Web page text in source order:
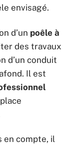
envisagé.
d’un poêle à
des travaux
d’un conduit
Il est
en compte, il